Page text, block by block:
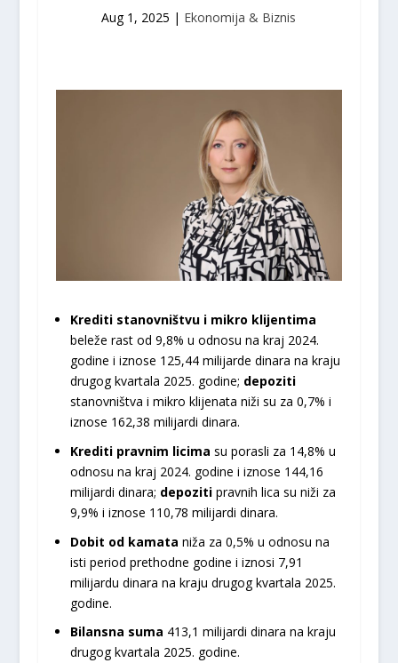
Aug 1, 2025 | Ekonomija & Biznis
Krediti stanovništvu i mikro klijentima
beleže rast od 9,8% u odnosu na kraj 2024.
godine i iznose 125,44 milijarde dinara na kraju
drugog kvartala 2025. godine; depoziti
stanovništva i mikro klijenata niži su za 0,7% i
iznose 162,38 milijardi dinara.
Krediti pravnim licima su porasli za 14,8% u
odnosu na kraj 2024. godine i iznose 144,16
milijardi dinara; depoziti pravnih lica su niži za
9,9% i iznose 110,78 milijardi dinara.
Dobit od kamata niža za 0,5% u odnosu na
isti period prethodne godine i iznosi 7,91
milijardu dinara na kraju drugog kvartala 2025.
godine.
Bilansna suma 413,1 milijardi dinara na kraju
drugog kvartala 2025. godine.